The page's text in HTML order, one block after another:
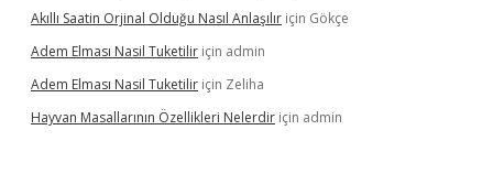
Akıllı Saatin Orjinal Olduğu Nasıl Anlaşılır için Gökçe
Adem Elması Nasil Tuketilir için admin
Adem Elması Nasil Tuketilir için Zeliha
Hayvan Masallarının Özellikleri Nelerdir için admin